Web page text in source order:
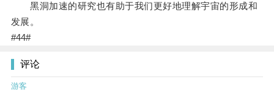
黑洞加速的研究也有助于我们更好地理解宇宙的形成和
发展。
#44#
评论
游客